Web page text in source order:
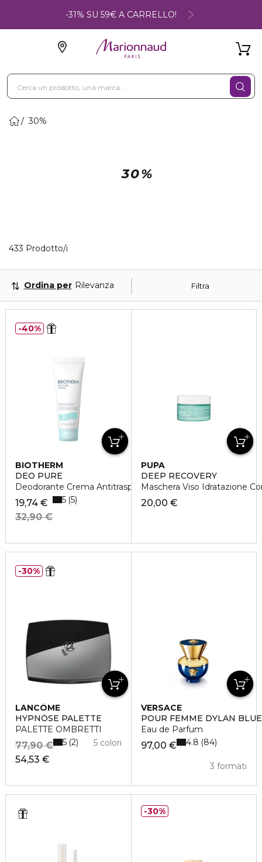
-31% SU 59€ A CARRELLO!
30%
30%
433 Prodotto/i
Filtra
Ordina per Rilevanza
BIOTHERM
DEO PURE
Deodorante Crema Antitraspirante
19,74 €
32,90 €
5 5
40%
PUPA
DEEP RECOVERY
Maschera Viso Idratazione
20,00 €
LANCÔME
HYPNÔSE PALETTE
PALETTE OMBRETTI
54,53 €
77,90 € 5 colori
5 2
30%
VERSACE
POUR FEMME DYLAN BLUE
Eau de Parfum
97,00 €
3 formati
4.8 84
30%